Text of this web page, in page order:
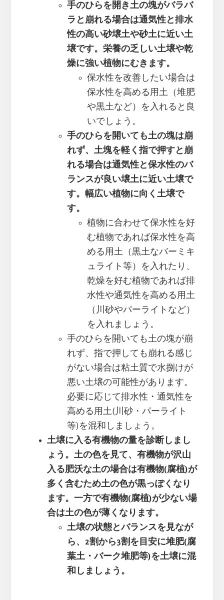
手のひらを開き土の塊がバラバ
ラと崩れる場合は通気性と排水
性の高い砂壌土や砂土に近い土
壌です。栄養の乏しい土壌や乾
燥に強い植物にむきます。
保水性を改善したい場合は
保水性を高める用土（堆肥
や黒土など）を入れると良
いでしょう。
手のひらを開いても土の塊は崩
れず、土塊を軽く指で押すと崩
れる場合は通気性と保水性のバ
ランスが良い壌土に近い土壌で
す。幅広い植物に向く土壌で
す。
植物に合わせて保水性を好
む植物であれば保水性を高
める用土（黒土なバーミキ
ュライト等）を入れたり、
乾燥を好む植物であれば排
水性や通気性を高める用土
（川砂やパーライトなど）
を入れましょう。
手のひらを開いても土の塊が崩
れず、指で押しても崩れる感じ
がない場合は粘土質で水捌けが
悪い土壌の可能性があります。
必要に応じて排水性・通気性を
高める用土(川砂・パーライト
等)を混和しましょう。
土壌に入る有機物の量を診断しまし
ょう。土の色を見て、有機物が沢山
入る肥沃な土の場合は有機物(腐植)が
多く含むため土の色が黒っぽくなり
ます。一方で有機物(腐植)が少ない場
合は土の色が薄くなります。
土壌の状態とバランスを見なが
ら、2割から3割を目安に堆肥(腐
葉土・バーク堆肥等)を土壌に混
和しましょう。